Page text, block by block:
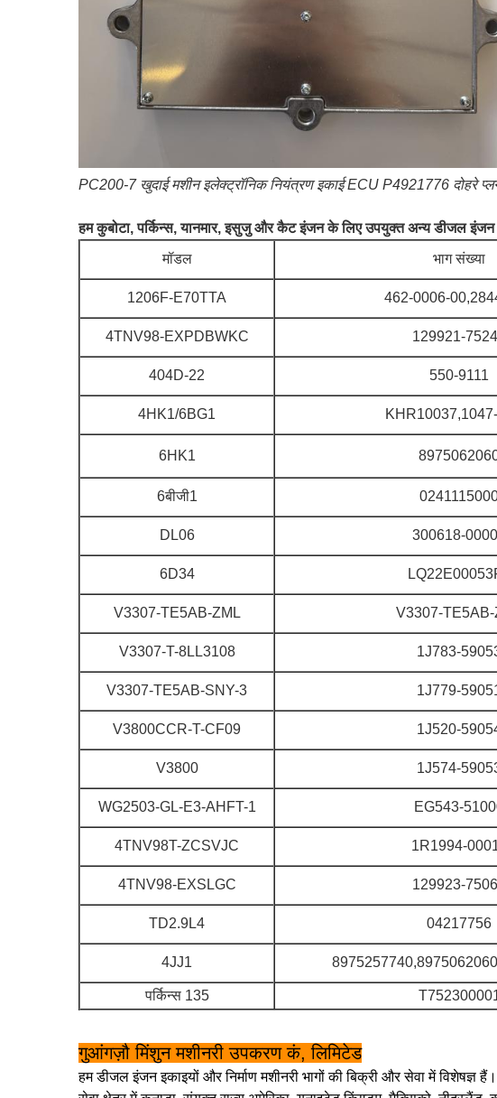
PC200-7 खुदाई मशीन इलेक्ट्रॉनिक नियंत्रण इकाई ECU P4921776 दोहरे
हम कुबोटा, पर्किन्स, यानमार, इसुजु और कैट इंजन के लिए उपयुक्त अन्य डीजल
मॉडल
भाग संख्या
1206F-E70TTA 462-0006-
4TNV98-EXPDBWKC 129921-
404D-22 550-9111
4HK1/6BG1
6HK1
6बीजी1
DL06 300618-
6D34
V3307-TE5AB-ZML V3307-TE5AB-
V3307-T-8LL3108 1J783-
V3307-TE5AB-SNY-3 1J779-
V3800CCR-T-CF09 1J520-
V3800 1J574-
WG2503-GL-E3-AHFT-1 EG543-
4TNV98T-ZCSVJC 1R1994-
4TNV98-EXSLGC 129923-
TD2.9L4 04217756
4JJ1
पर्किन्स 135
गुआंगज़ौ मिंशुन मशीनरी उपकरण कं, लिमिटेड
हम डीजल इंजन इकाइयों और निर्माण मशीनरी भागों की बिक्री और सेवा में विशेषज्ञ